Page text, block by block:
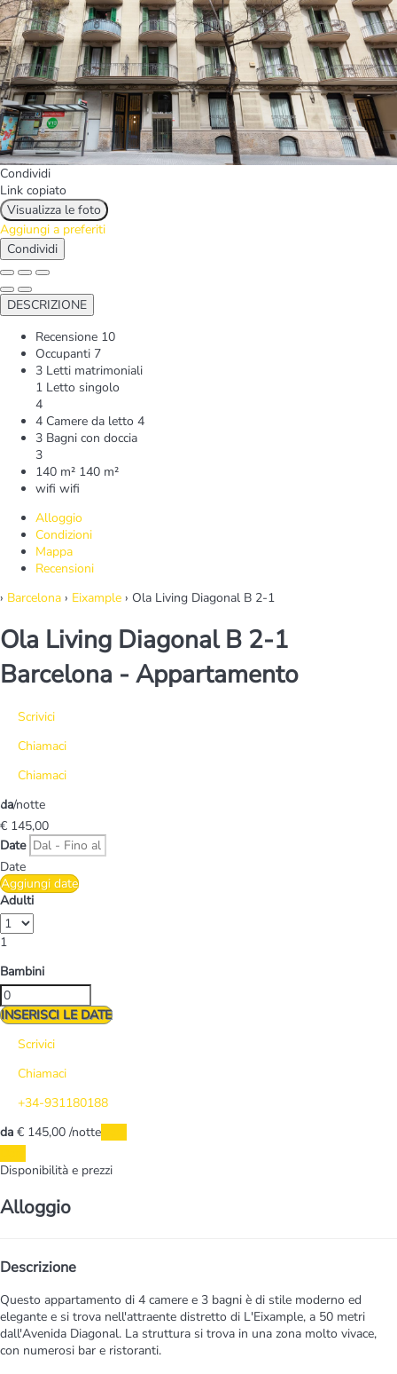
Condividi
Link copiato
Visualizza le foto
Aggiungi a preferiti
Condividi
DESCRIZIONE
Recensione 10
Occupanti 7
3 Letti matrimoniali
1 Letto singolo
4
4 Camere da letto 4
3 Bagni con doccia
3
140 m² 140 m²
wifi wifi
Alloggio
Condizioni
Mappa
Recensioni
› Barcelona › Eixample › Ola Living Diagonal B 2-1
Ola Living Diagonal B 2-1
Barcelona - Appartamento
Scrivici
Chiamaci
Chiamaci
da/notte
€ 145,00
Date
Date
Aggiungi date
Adulti
1
Bambini
INSERISCI LE DATE
Scrivici
Chiamaci
+34-931180188
da € 145,00 /notte
Disponibilità e prezzi
Alloggio
Descrizione
Questo appartamento di 4 camere e 3 bagni è di stile moderno ed
elegante e si trova nell'attraente distretto di L'Eixample, a 50 metri
dall'Avenida Diagonal. La struttura si trova in una zona molto vivace,
con numerosi bar e ristoranti.